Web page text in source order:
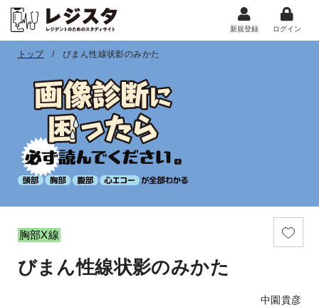
新規登録 ログイン
トップ びまん性線状影のみかた
胸部X線
びまん性線状影のみかた
中園貴彦